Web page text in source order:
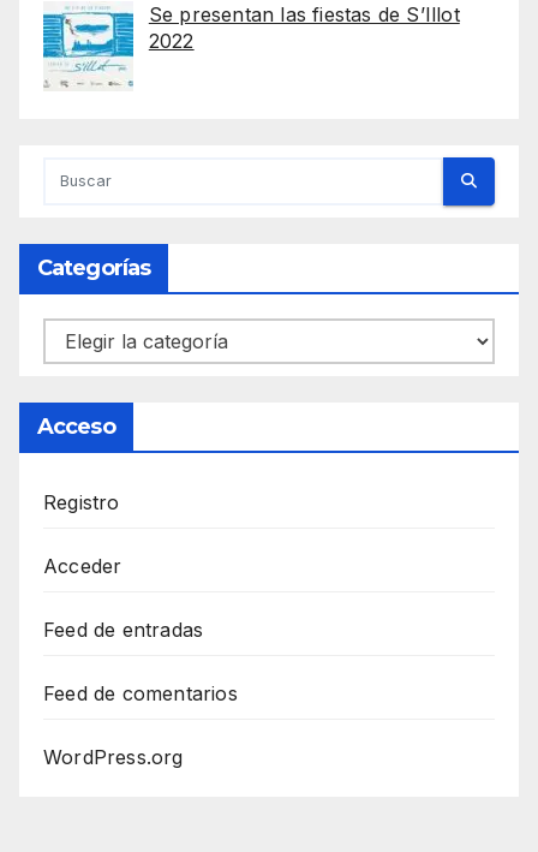
Se presentan las fiestas de S’Illot
2022
Categorías
Categorías
Acceso
Registro
Acceder
Feed de entradas
Feed de comentarios
WordPress.org